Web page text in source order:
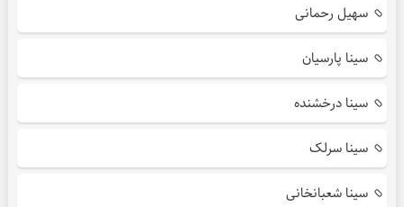
سهیل رحمانی
سینا پارسیان
سینا درخشنده
سینا سرلک
سینا شعبانخانی